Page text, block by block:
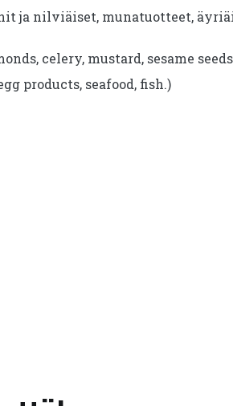
ja nilviäiset, munatuotteet,
celery, mustard, sesame
products, seafood, fish.)